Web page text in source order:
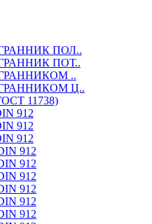
ПОЛ..
ПОТ..
..
Ц..
11738)
912
912
912
912
912
912
912
912
912